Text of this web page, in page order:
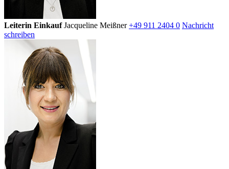
Leiterin Einkauf Jacqueline Meißner +49 911 2404 0 Nachricht
schreiben